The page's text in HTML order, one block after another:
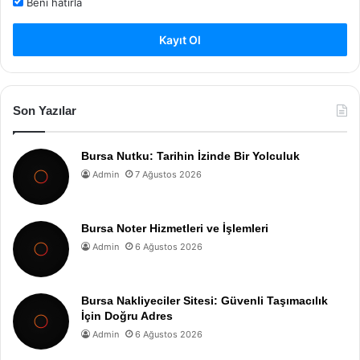
Kayıt Ol
Son Yazılar
Bursa Nutku: Tarihin İzinde Bir Yolculuk
Admin 7 Ağustos 2026
Bursa Noter Hizmetleri ve İşlemleri
Admin 6 Ağustos 2026
Bursa Nakliyeciler Sitesi: Güvenli Taşımacılık
İçin Doğru Adres
Admin 6 Ağustos 2026